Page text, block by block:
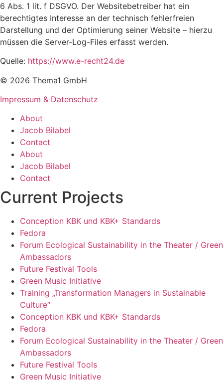
6 Abs. 1 lit. f DSGVO. Der Websitebetreiber hat ein
berechtigtes Interesse an der technisch fehlerfreien
Darstellung und der Optimierung seiner Website – hierzu
müssen die Server-Log-Files erfasst werden.
Quelle: https://www.e-recht24.de
© 2026 Thema1 GmbH
Impressum & Datenschutz
About
Jacob Bilabel
Contact
About
Jacob Bilabel
Contact
Current Projects
Conception KBK und KBK+ Standards
Fedora
Forum Ecological Sustainability in the Theater / Green
Ambassadors
Future Festival Tools
Green Music Initiative
Training „Transformation Managers in Sustainable
Culture“
Conception KBK und KBK+ Standards
Fedora
Forum Ecological Sustainability in the Theater / Green
Ambassadors
Future Festival Tools
Green Music Initiative